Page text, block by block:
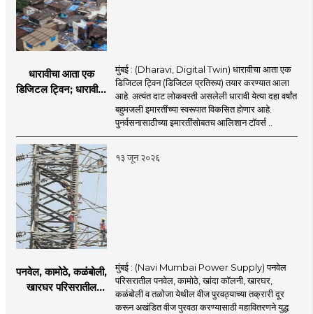
धारावीचा आता एक
डिजिटल ट्विन; धारावीची
मुंबई : (Dharavi, Digital Twin) धारावीचा आता एक
डिजिटल ट्विन (डिजिटल प्रतिरूप) तयार करण्यात आला
आहे. अत्यंत दाट लोकवस्ती असलेली धारावी येत्या दहा वर्षांत
बहुमजली इमारतींच्या स्वरूपात विकसित होणार आहे.
पुनर्वसनासाठीच्या इमारतींसोबतच आलिशान टॉवर्स ..
१३ जून २०२६
पनवेल, कामोठे, कळंबोली,
खारघर परिसरातील
मुंबई : (Navi Mumbai Power Supply) पनवेल
परिसरातील पनवेल, कामोठे, खांदा कॉलनी, खारघर,
कळंबोली व तळोजा येथील वीज पुरवठ्याच्या तक्रारी दूर
करून अखंडित वीज पुरवठा करण्यासाठी महावितरणने युद्ध